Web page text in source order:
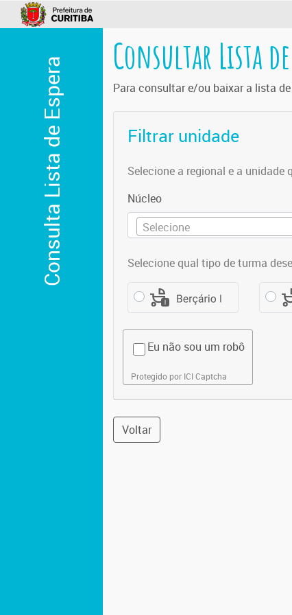
Consulta Lista de Espera
Consultar Lista
Para consultar e/ou baixar a lista
Filtrar unidade
Selecione a regional e a unidade
Núcleo
Selecione
Selecione qual tipo de turma
Eu não sou um robô
Protegido por ICI Captcha
Voltar